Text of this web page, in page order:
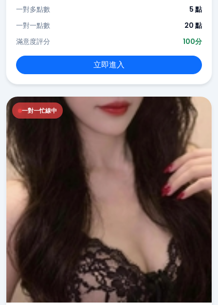
一對多點數
5 點
一對一點數
20 點
滿意度評分
100分
立即進入
一對一忙線中